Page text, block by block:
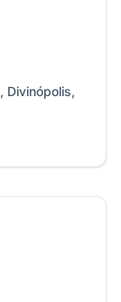
Divinópolis,